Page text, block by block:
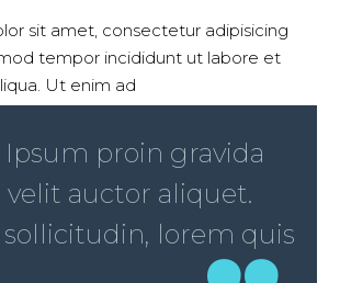
sit amet, consectetur adipisicing
tempor incididunt ut labore et
Ut enim ad
proin gravida
velit auctor aliquet.
sollicitudin, lorem quis